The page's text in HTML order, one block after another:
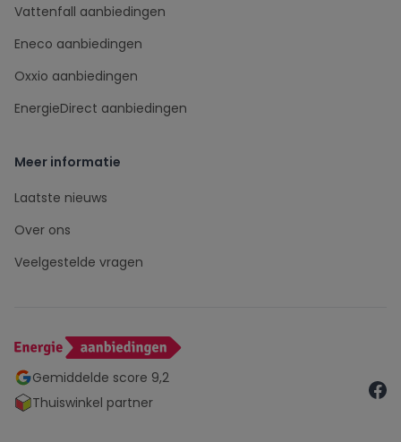
Gemiddelde score 9,2
Thuiswinkel partner
Vattenfall aanbiedingen
Eneco aanbiedingen
Oxxio aanbiedingen
EnergieDirect aanbiedingen
Meer informatie
Laatste nieuws
Over ons
Veelgestelde vragen